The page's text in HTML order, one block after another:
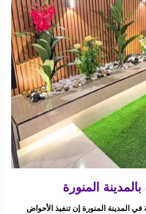
المنورة
في المدينة المنورة إن تنفيذ الأحواض